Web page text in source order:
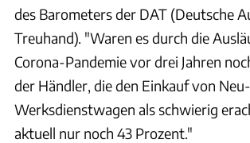
des Barometers der DAT (Deutsche
Treuhand). "Waren es durch die
Corona-Pandemie vor drei Jahren
der Händler, die den Einkauf von
Werksdienstwagen als schwierig
aktuell nur noch 43 Prozent."